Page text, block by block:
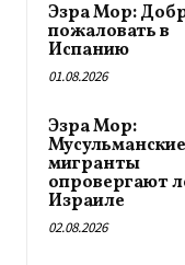
Эзра Мор:
пожаловать в
Испанию
01.08.2026
Эзра Мор:
Мусульманские
мигранты
опровергают
Израиле
02.08.2026